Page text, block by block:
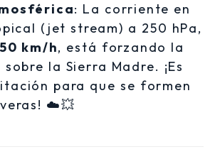
: La corriente en
(jet stream) a 250 hPa,
km/h, está forzando la
la Sierra Madre. ¡Es
para que se formen
☁️💥